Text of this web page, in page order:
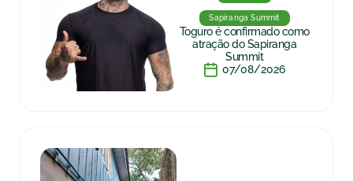
Sapiranga Summit
Toguro é confirmado como
atração do Sapiranga
Summit
07/08/2026